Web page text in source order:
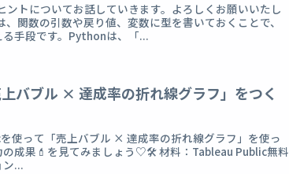
ントについてお話していきます。よろしくお願いいたし
関数の引数や戻り値、変数に型を書いておくことで、
手段です。Pythonは、「...
バブル × 達成率の折れ線グラフ」をつく
使って「売上バブル × 達成率の折れ線グラフ」を使っ
の成果💄を見てみましょう♡🛠 材料：Tableau Public無料
...